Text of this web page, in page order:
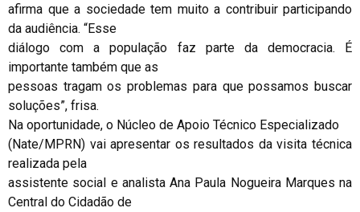
afirma que a sociedade tem muito a contribuir participando
da audiência. “Esse
diálogo com a população faz parte da democracia. É
importante também que as
pessoas tragam os problemas para que possamos buscar
soluções”, frisa.
Na oportunidade, o Núcleo de Apoio Técnico Especializado
(Nate/MPRN) vai apresentar os resultados da visita técnica
realizada pela
assistente social e analista Ana Paula Nogueira Marques na
Central do Cidadão de